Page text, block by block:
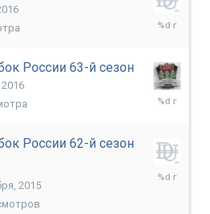
15
России 63-й сезон
5
России 62-й сезон
2015
26